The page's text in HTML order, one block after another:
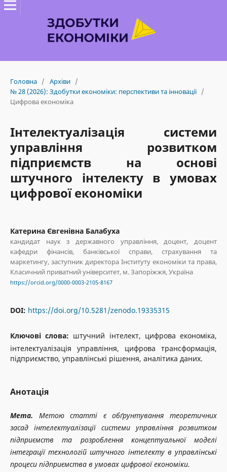
Головна / Архіви /
№ 28 (2026): Здобутки економіки: перспективи та інновації /
Цифрова економіка
Інтелектуалізація системи
управління розвитком
підприємств на основі
штучного інтелекту в умовах
цифрової економіки
Катерина Євгенівна Балабуха
кандидат наук з державного управління, доцент, доцент
кафедри фінансів, банківської справи, страхування та
маркетингу, заступник директора Інституту економіки та права,
Класичний приватний університет, м. Запоріжжя, Україна
https://orcid.org/0000-0003-2105-8167
DOI: https://doi.org/10.5281/zenodo.19335315
Ключові слова: штучний інтелект, цифрова економіка,
інтелектуалізація управління, цифрова трансформація,
підприємство, управлінські рішення, аналітика даних.
Анотація
Мета. Метою статті є обґрунтування теоретичних
засад інтелектуалізації системи управління розвитком
підприємств та розроблення концептуальної моделі
інтеграції технологій штучного інтелекту в управлінські
процеси підприємства в умовах цифрової економіки.